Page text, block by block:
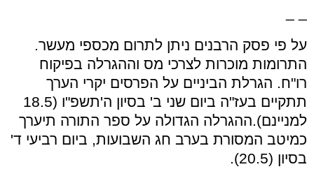
על פי פסק הרבנים ניתן לתרום מכספי מעשר.
התרומות מוכרות לצרכי מס וההגרלה בפיקוח
רו"ח. הגרלת הביניים על הפרסים יקרי הערך
תתקיים בעז"ה ביום שני ב' בסיון ה'תשפ"ו (18.5
למניינם).ההגרלה הגדולה על ספר התורה תיערך
כמיטב המסורת בערב חג השבועות, ביום רביעי ד'
בסיון (20.5).